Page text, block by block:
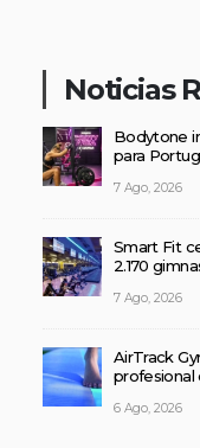
Noticias
Bodytone
para
7 Ago, 2026
Smart Fit
2.170
7 Ago, 2026
AirTrack
profesional
6 Ago, 2026